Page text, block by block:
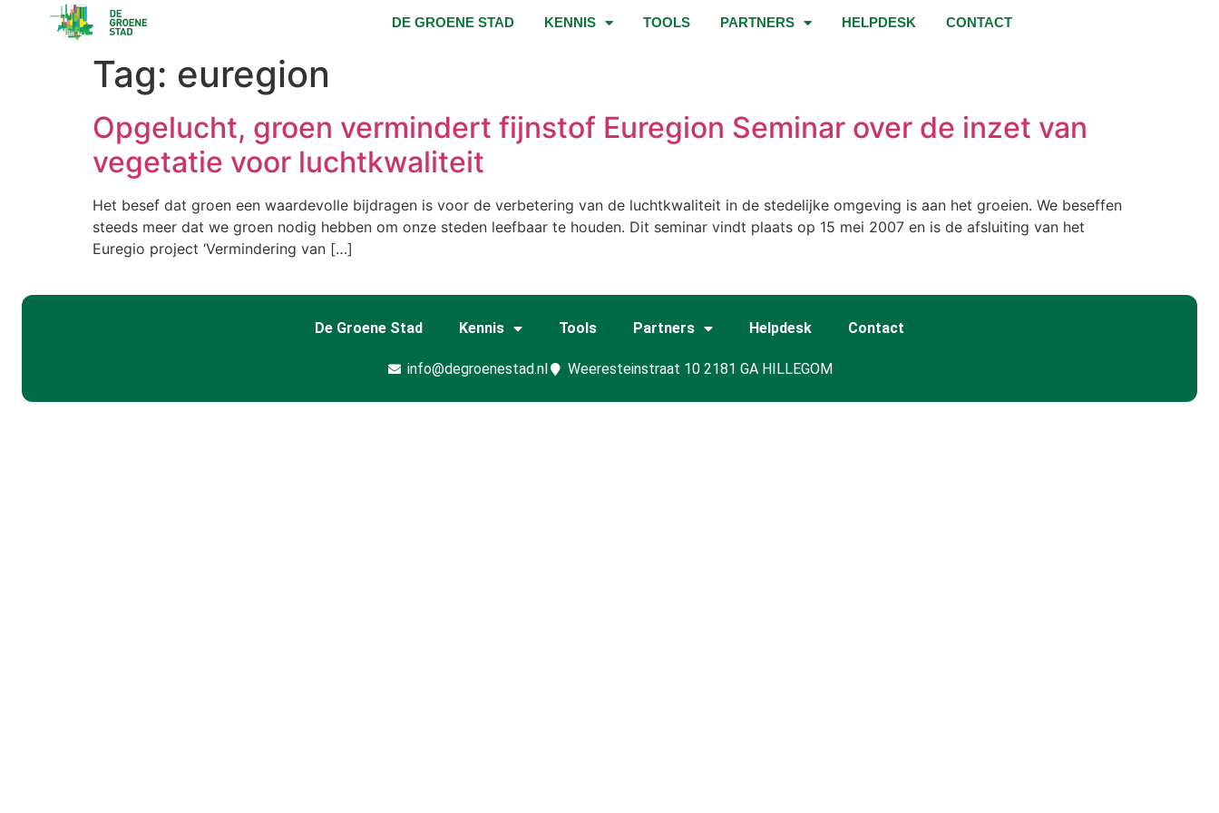
DE GROENE STAD KENNIS TOOLS PARTNERS HELPDESK CONTACT
Tag: euregion
Opgelucht, groen vermindert fijnstof Euregion Seminar over de inzet van
vegetatie voor luchtkwaliteit
Het besef dat groen een waardevolle bijdragen is voor de verbetering van de luchtkwaliteit in de stedelijke omgeving is aan het groeien. We beseffen
steeds meer dat we groen nodig hebben om onze steden leefbaar te houden. Dit seminar vindt plaats op 15 mei 2007 en is de afsluiting van het
Euregio project ‘Vermindering van […]
De Groene Stad Kennis Tools Partners Helpdesk Contact
info@degroenestad.nl Weeresteinstraat 10 2181 GA HILLEGOM